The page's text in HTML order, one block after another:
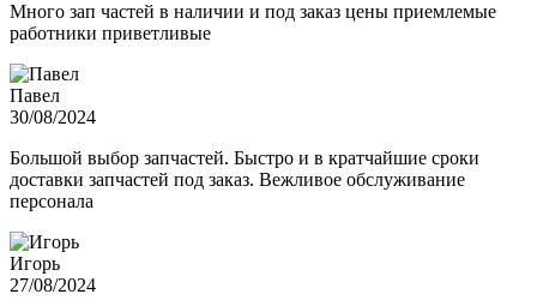
Много зап частей в наличии и под заказ цены приемлемые
работники приветливые
Павел
30/08/2024
Большой выбор запчастей. Быстро и в кратчайшие сроки
доставки запчастей под заказ. Вежливое обслуживание
персонала
Игорь
27/08/2024